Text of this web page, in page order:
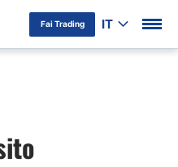
Fai Trading IT